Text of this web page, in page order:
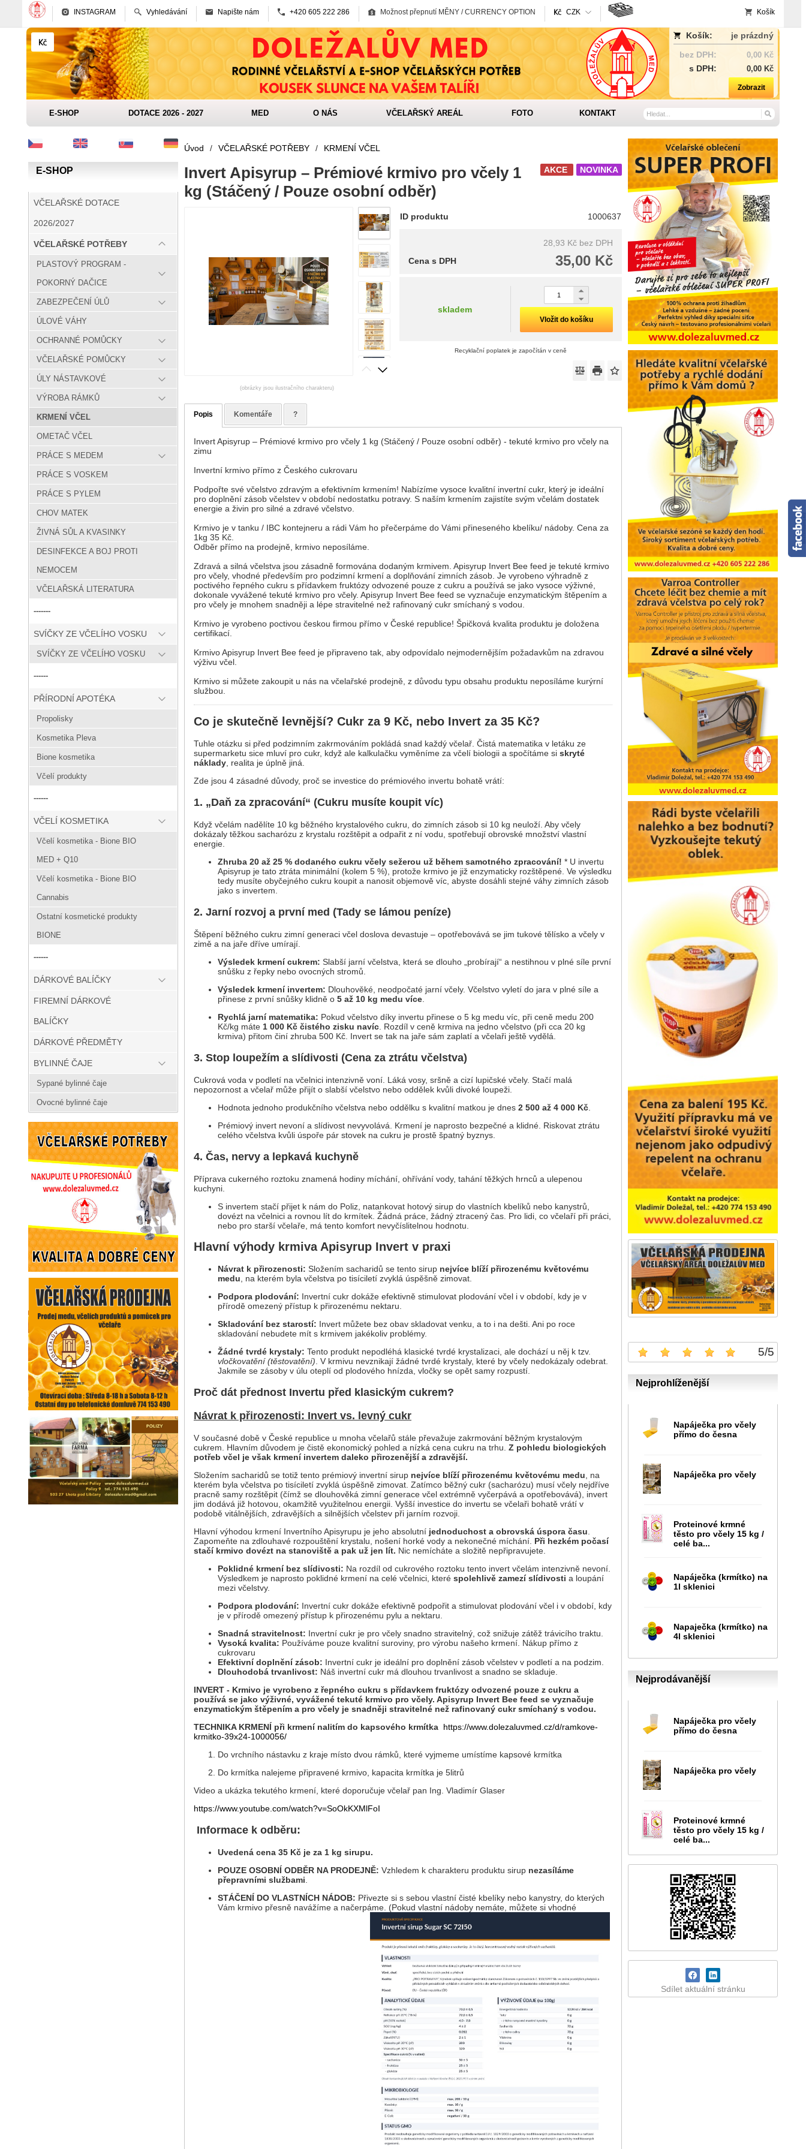
INSTAGRAM Vyhledávání Napište nám +420 605 222 286 Možnost přepnutí MĚNY / CURRENCY OPTION CZK Košík
Košík:
je prázdný
bez DPH:
0,00 Kč
s DPH: 0,00 Kč
Zobrazit
E-SHOP DOTACE 2026 - 2027 MED O NÁS VČELAŘSKÝ AREÁL FOTO KONTAKT
E-SHOP
VČELAŘSKÉ DOTACE
2026/2027
VČELAŘSKÉ POTŘEBY
PLASTOVÝ PROGRAM -
POKORNÝ DAČICE
ZABEZPEČENÍ ÚLŮ
ÚLOVÉ VÁHY
OCHRANNÉ POMŮCKY
VČELAŘSKÉ POMŮCKY
ÚLY NÁSTAVKOVÉ
VÝROBA RÁMKŮ
KRMENÍ VČEL
OMETAČ VČEL
PRÁCE S MEDEM
PRÁCE S VOSKEM
PRÁCE S PYLEM
CHOV MATEK
ŽIVNÁ SŮL A KVASINKY
DESINFEKCE A BOJ PROTI
NEMOCEM
VČELAŘSKÁ LITERATURA
-------
SVÍČKY ZE VČELÍHO VOSKU
SVÍČKY ZE VČELÍHO VOSKU
------
PŘÍRODNÍ APOTÉKA
Propolisky
Kosmetika Pleva
Bione kosmetika
Včelí produkty
------
VČELÍ KOSMETIKA
Včelí kosmetika - Bione BIO
MED + Q10
Včelí kosmetika - Bione BIO
Cannabis
Ostatní kosmetické produkty
BIONE
------
DÁRKOVÉ BALÍČKY
FIREMNÍ DÁRKOVÉ
BALÍČKY
DÁRKOVÉ PŘEDMĚTY
BYLINNÉ ČAJE
Sypané bylinné čaje
Ovocné bylinné čaje
5/5
Nejprohlíženější
Napáječka pro včely
přímo do česna
Napáječka pro včely
Proteinové krmné
těsto pro včely 15 kg /
celé ba...
Napáječka (krmítko) na
1l sklenici
Napaječka (krmítko) na
4l sklenici
Nejprodávanější
Napáječka pro včely
přímo do česna
Napáječka pro včely
Proteinové krmné
těsto pro včely 15 kg /
celé ba...
Sdílet aktuální stránku
Úvod / VČELAŘSKÉ POTŘEBY / KRMENÍ VČEL
NOVINKA
AKCE
Invert Apisyrup – Prémiové krmivo pro včely 1
kg (Stáčený / Pouze osobní odběr)
(obrázky jsou ilustračního charakteru)
ID produktu 1000637
28,93 Kč bez DPH
35,00 Kč
Cena s DPH
skladem
Vložit do košíku
Recyklační poplatek je započítán v ceně
Popis Komentáře ?
Invert Apisyrup – Prémiové krmivo pro včely 1 kg (Stáčený / Pouze osobní odběr) - tekuté krmivo pro včely na
zimu
Invertní krmivo přímo z Českého cukrovaru
Podpořte své včelstvo zdravým a efektivním krmením! Nabízíme vysoce kvalitní invertní cukr, který je ideální
pro doplnění zásob včelstev v období nedostatku potravy. S naším krmením zajistíte svým včelám dostatek
energie a živin pro silné a zdravé včelstvo.
Krmivo je v tanku / IBC kontejneru a rádi Vám ho přečerpáme do Vámi přineseného kbelíku/ nádoby. Cena za
1kg 35 Kč.
Odběr přímo na prodejně, krmivo neposíláme.
Zdravá a silná včelstva jsou zásadně formována dodaným krmivem. Apisyrup Invert Bee feed je tekuté krmivo
pro včely, vhodné především pro podzimní krmení a doplňování zimních zásob. Je vyrobeno výhradně z
poctivého řepného cukru s přídavkem fruktózy odvozené pouze z cukru a používá se jako vysoce výživné,
dokonale vyvážené tekuté krmivo pro včely. Apisyrup Invert Bee feed se vyznačuje enzymatickým štěpením a
pro včely je mnohem snadněji a lépe stravitelné než rafinovaný cukr smíchaný s vodou.
Krmivo je vyrobeno poctivou českou firmou přímo v České republice! Špičková kvalita produktu je doložena
certifikací.
Krmivo Apisyrup Invert Bee feed je připraveno tak, aby odpovídalo nejmodernějším požadavkům na zdravou
výživu včel.
Krmivo si můžete zakoupit u nás na včelařské prodejně, z důvodu typu obsahu produktu neposíláme kurýrní
službou.
Co je skutečně levnější? Cukr za 9 Kč, nebo Invert za 35 Kč?
Tuhle otázku si před podzimním zakrmováním pokládá snad každý včelař. Čistá matematika v letáku ze
supermarketu sice mluví pro cukr, když ale kalkulačku vyměníme za včelí biologii a spočítáme si skryté
náklady , realita je úplně jiná.
Zde jsou 4 zásadné důvody, proč se investice do prémiového invertu bohatě vrátí:
1. „Daň za zpracování“ (Cukru musíte koupit víc)
Když včelám nadělíte 10 kg běžného krystalového cukru, do zimních zásob si 10 kg neuloží. Aby včely
dokázaly těžkou sacharózu z krystalu rozštěpit a odpařit z ní vodu, spotřebují obrovské množství vlastní
energie.
Zhruba 20 až 25 % dodaného cukru včely sežerou už během samotného zpracování! * U invertu
Apisyrup je tato ztráta minimální (kolem 5 %), protože krmivo je již enzymaticky rozštěpené. Ve výsledku
tedy musíte obyčejného cukru koupit a nanosit objemově víc, abyste dosáhli stejné váhy zimních zásob
jako s invertem.
2. Jarní rozvoj a první med (Tady se lámou peníze)
Štěpení běžného cukru zimní generaci včel doslova devastuje – opotřebovává se jim tukové tělísko a včely v
zimě a na jaře dříve umírají.
Výsledek krmení cukrem: Slabší jarní včelstva, která se dlouho „probírají“ a nestihnou v plné síle první
snůšku z řepky nebo ovocných stromů.
Výsledek krmení invertem: Dlouhověké, neodpočaté jarní včely. Včelstvo vyletí do jara v plné síle a
přinese z první snůšky klidně o 5 až 10 kg medu více
Rychlá jarní matematika: Pokud včelstvo díky invertu přinese o 5 kg medu víc, při ceně medu 200
Kč/kg máte 1 000 Kč čistého zisku navíc . Rozdíl v ceně krmiva na jedno včelstvo (při cca 20 kg
krmiva) přitom činí zhruba 500 Kč. Invert se tak na jaře sám zaplatí a včelaři ještě vydělá.
3. Stop loupežím a slídivosti (Cena za ztrátu včelstva)
Cukrová voda v podletí na včelnici intenzivně voní. Láká vosy, sršně a cizí lupičské včely. Stačí malá
nepozornost a včelař může přijít o slabší včelstvo nebo oddělek kvůli divoké loupeži.
Hodnota jednoho produkčního včelstva nebo oddělku s kvalitní matkou je dnes 2 500 až 4 000 Kč
Prémiový invert nevoní a slídivost nevyvolává. Krmení je naprosto bezpečné a klidné. Riskovat ztrátu
celého včelstva kvůli úspoře pár stovek na cukru je prostě špatný byznys.
4. Čas, nervy a lepkavá kuchyně
Příprava cukerného roztoku znamená hodiny míchání, ohřívání vody, tahání těžkých hrnců a ulepenou
kuchyni.
S invertem stačí přijet k nám do Poliz, natankovat hotový sirup do vlastních kbelíků nebo kanystrů,
dovézt na včelnici a rovnou lít do krmítek. Žádná práce, žádný ztracený čas. Pro lidi, co včelaří při práci,
nebo pro starší včelaře, má tento komfort nevyčíslitelnou hodnotu.
Hlavní výhody krmiva Apisyrup Invert v praxi
Návrat k přirozenosti: Složením sacharidů se tento sirup nejvíce blíží přirozenému květovému
medu , na kterém byla včelstva po tisíciletí zvyklá úspěšně zimovat.
Podpora plodování: Invertní cukr dokáže efektivně stimulovat plodování včel i v období, kdy je v
přírodě omezený přístup k přirozenému nektaru.
Skladování bez starostí: Invert můžete bez obav skladovat venku, a to i na dešti. Ani po roce
skladování nebudete mít s krmivem jakékoliv problémy.
Žádné tvrdé krystaly: Tento produkt nepodléhá klasické tvrdé krystalizaci, ale dochází u něj k tzv.
vločkovatění (těstovatění) . V krmivu nevznikají žádné tvrdé krystaly, které by včely nedokázaly odebrat.
Jakmile se zásoby v úlu oteplí od plodového hnízda, vločky se opět samy rozpustí.
Proč dát přednost Invertu před klasickým cukrem?
Návrat k přirozenosti: Invert vs. levný cukr
V současné době v České republice u mnoha včelařů stále převažuje zakrmování běžným krystalovým
cukrem. Hlavním důvodem je čistě ekonomický pohled a nízká cena cukru na trhu. Z pohledu biologických
potřeb včel je však krmení invertem daleko přirozenější a zdravější.
Složením sacharidů se totiž tento prémiový invertní sirup nejvíce blíží přirozenému květovému medu , na
kterém byla včelstva po tisíciletí zvyklá úspěšně zimovat. Zatímco běžný cukr (sacharózu) musí včely nejdříve
pracně samy rozštěpit (čímž se dlouhověká zimní generace včel extrémně vyčerpává a opotřebovává), invert
jim dodává již hotovou, okamžitě využitelnou energii. Vyšší investice do invertu se včelaři bohatě vrátí v
podobě vitálnějších, zdravějších a silnějších včelstev při jarním rozvoji.
Hlavní výhodou krmení Invertního Apisyrupu je jeho absolutní jednoduchost a obrovská úspora času
Zapomeňte na zdlouhavé rozpouštění krystalu, nošení horké vody a nekonečné míchání. Při hezkém počasí
stačí krmivo dovézt na stanoviště a pak už jen lít. Nic nemícháte a složitě nepřipravujete.
Poklidné krmení bez slídivosti: Na rozdíl od cukrového roztoku tento invert včelám intenzivně nevoní.
Výsledkem je naprosto poklidné krmení na celé včelnici, které spolehlivě zamezí slídivosti a loupání
mezi včelstvy.
Podpora plodování: Invertní cukr dokáže efektivně podpořit a stimulovat plodování včel i v období, kdy
je v přírodě omezený přístup k přirozenému pylu a nektaru.
Snadná stravitelnost: Invertní cukr je pro včely snadno stravitelný, což snižuje zátěž trávicího traktu.
Vysoká kvalita: Používáme pouze kvalitní suroviny, pro výrobu našeho krmení. Nákup přímo z
cukrovaru
Efektivní doplnění zásob: Invertní cukr je ideální pro doplnění zásob včelstev v podletí a na podzim.
Dlouhodobá trvanlivost: Náš invertní cukr má dlouhou trvanlivost a snadno se skladuje.
INVERT - Krmivo je vyrobeno z řepného cukru s přídavkem fruktózy odvozené pouze z cukru a
používá se jako výživné, vyvážené tekuté krmivo pro včely. Apisyrup Invert Bee feed se vyznačuje
enzymatickým štěpením a pro včely je snadněji stravitelné než rafinovaný cukr smíchaný s vodou.
TECHNIKA KRMENÍ při krmení nalitím do kapsového krmítka https://www.dolezaluvmed.cz/d/ramkove-
krmitko-39x24-1000056/
1. Do vrchního nástavku z kraje místo dvou rámků, které vyjmeme umístíme kapsové krmítka
2. Do krmítka nalejeme připravené krmivo, kapacita krmítka je 5litrů
Video a ukázka tekutého krmení, které doporučuje včelař pan Ing. Vladimír Glaser
https://www.youtube.com/watch?v=SoOkKXMlFoI
Informace k odběru:
Uvedená cena 35 Kč je za 1 kg sirupu.
POUZE OSOBNÍ ODBĚR NA PRODEJNĚ: Vzhledem k charakteru produktu sirup nezasíláme
přepravními službami
STÁČENÍ DO VLASTNÍCH NÁDOB: Přivezte si s sebou vlastní čisté kbelíky nebo kanystry, do kterých
Vám krmivo přesně navážíme a načerpáme. (Pokud vlastní nádoby nemáte, můžete si vhodné